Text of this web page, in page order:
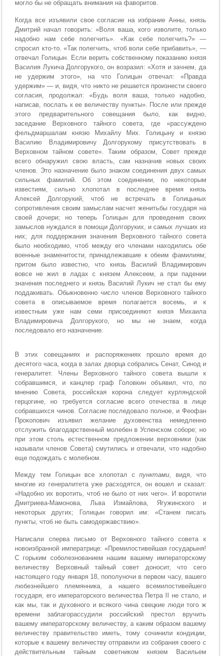
могло бы не обращать внимания на фаворитов.
Когда все изъявили свое согласие на избрание Анны, князь
Дмитрий начал говорить: «Воля ваша, кого изволите, только
надобно нам себе полегчить». «Как себе полегчить?» —
спросил кто-то. «Так полегчить, чтоб воли себе прибавить», —
отвечал Голицын. Если верить собственному показанию князя
Василия Лукича Долгорукого, он возразил: «Хотя и зачнем, да
не удержим этого», на что Голицын отвечал: «Правда
удержим» — и, видя, что никто не решается произнести своего
согласия, продолжал: «Будь воля ваша, только надобно,
написав, послать к ее величеству пункты». После или прежде
этого предварительного совещания было, как видно,
заседание Верховного тайного совета, где «рассуждено
фельдмаршалам князю Михайлу Мих. Голицыну и князю
Василию Владимировичу Долгорукому присутствовать в
Верховном тайном совете». Таким образом, Совет прежде
всего обнаружил свою власть, сам назначив новых своих
членов. Это назначение было знаком соединения двух самых
сильных фамилий. Об этом соединении, по некоторым
известиям, сильно хлопотал в последнее время князь
Алексей Долгорукий, чтоб не встречать в Голицыных
сопротивления своим замыслам насчет женитьбы государя на
своей дочери; но теперь Голицын для проведения своих
замыслов нуждался в помощи Долгоруких, и самых лучших из
них; для поддержания значения Верховного тайного совета
было необходимо, чтоб между его членами находились обе
военные знаменитости, принадлежавшие к обеим фамилиям;
притом было известно, что князь Василий Владимирович
вовсе не жил в ладах с князем Алексеем, а при падении
значения последнего и князь Василий Лукич не стал бы ему
поддакивать. Обыкновенно число членов Верховного тайного
совета в описываемое время полагается восемь, и к
известным уже нам семи присоединяют князя Михаила
Владимировича Долгорукого, но мы не знаем, когда
последовало его назначение.
В этих совещаниях и распоряжениях прошло время до
десятого часа, когда в залах дворца собрались Сенат, Синод и
генералитет. Члены Верховного тайного совета вышли к
собравшимся, и канцлер граф Головкин объявил, что, по
мнению Совета, российская корона следует курляндской
герцогине, но требуется согласие всего отечества в лице
собравшихся чинов. Согласие последовало полное, и Феофан
Прокопович изъявил желание духовенства немедленно
отслужить благодарственный молебен в Успенском соборе; но
при этом столь естественном предложении верховники (как
называли членов Совета) смутились и отвечали, что надобно
еще подождать с молебном.
Между тем Голицын все хлопотал спунктами, видя, что
многие из генералитета уже расходятся, он вошел и сказал:
«Надобно их воротить, чтоб не было от них чего». И воротили
Дмитриева-Мамонова, Льва Измайлова, Ягужинского и
некоторых других; Голицын говорил им: «Станем писать
пункты, чтоб не быть самодержавствию».
Написали сперва письмо от Верховного тайного совета к
новоизбранной императрице: «Премилостивейшая государыня!
С горьким соболезнованием нашим вашему императорскому
величеству Верховный тайный совет доносит, что сего
настоящего году января 18, пополуночи в первом часу, вашего
любезнейшего племянника, а нашего всемилостивейшего
государя, его императорского величества Петра II не стало, и
как мы, так и духовного и всякого чина свецкие люди того ж
времени заблагорассудили российский престол вручить
вашему императорскому величеству, а каким образом вашему
величеству правительство иметь, тому сочинили кондиции,
которые к вашему величеству отправили из собрания своего с
действительным тайным советником князем Васильем